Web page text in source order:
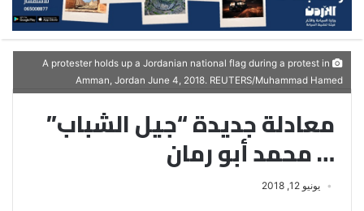
A protester holds up a Jordanian national flag during a protest in
Amman, Jordan June 4, 2018. REUTERS/Muhammad Hamed
معادلة جديدة “جيل الشباب”
… محمد أبو رمان
يونيو 12, 2018